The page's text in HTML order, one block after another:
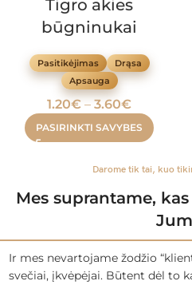
Tigro akies
būgninukai
Pasitikėjimas
Drąsa
Apsauga
1.20€ – 3.60€
PASIRINKTI SAVYBES
Darome tik tai, kuo
Mes suprantame,
Ir mes nevartojame žodžio
svečiai, įkvėpėjai. Būtent dėl to